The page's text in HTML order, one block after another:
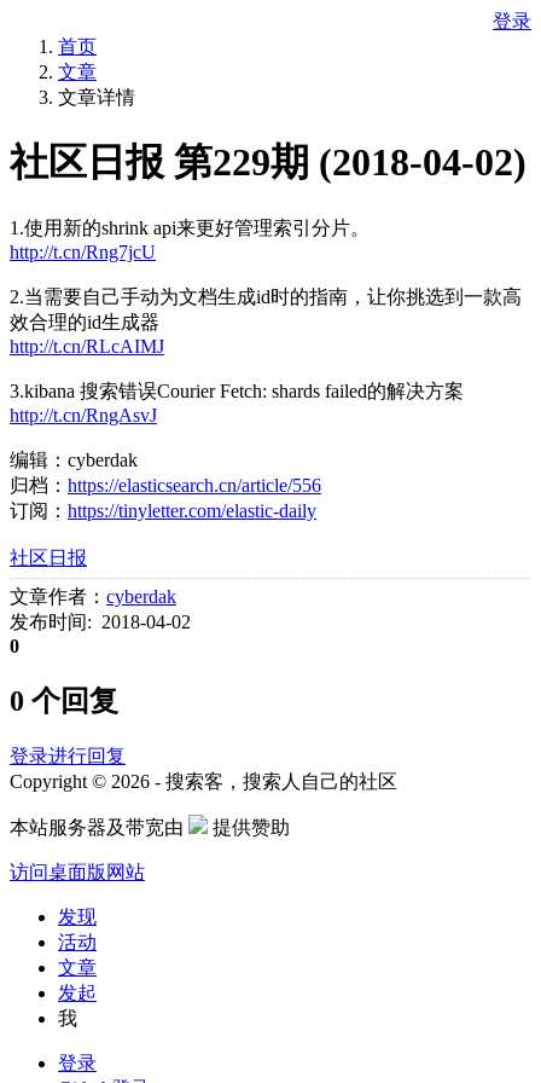
登录
首页
文章
文章详情
社区日报 第229期 (2018-04-02)
1.使用新的shrink api来更好管理索引分片。
http://t.cn/Rng7jcU
2.当需要自己手动为文档生成id时的指南，让你挑选到一款高
效合理的id生成器
http://t.cn/RLcAIMJ
3.kibana 搜索错误Courier Fetch: shards failed的解决方案
http://t.cn/RngAsvJ
编辑：cyberdak
归档： https://elasticsearch.cn/article/556
订阅： https://tinyletter.com/elastic-daily
社区日报
文章作者： cyberdak
发布时间: 2018-04-02
0
0 个回复
登录进行回复
Copyright © 2026 - 搜索客，搜索人自己的社区
本站服务器及带宽由 提供赞助
访问桌面版网站
发现
活动
文章
发起
我
登录